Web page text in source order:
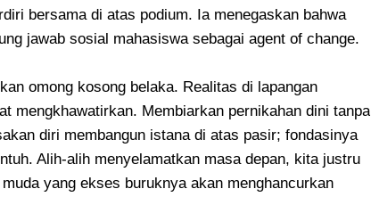
bersama di atas podium. Ia menegaskan bahwa
jawab sosial mahasiswa sebagai agent of change.
omong kosong belaka. Realitas di lapangan
mengkhawatirkan. Membiarkan pernikahan dini tanpa
diri membangun istana di atas pasir; fondasinya
Alih-alih menyelamatkan masa depan, kita justru
yang ekses buruknya akan menghancurkan